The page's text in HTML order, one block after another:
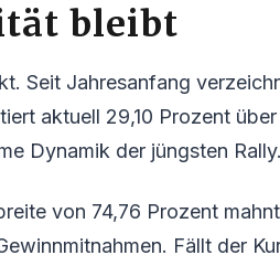
bleibt
Seit Jahresanfang
aktuell 29,10 Prozent
Dynamik der jüngsten Rally.
von 74,76 Prozent
Fällt der